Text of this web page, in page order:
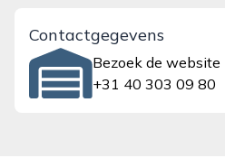
Contactgegevens
Bezoek de website
+31 40 303 09 80